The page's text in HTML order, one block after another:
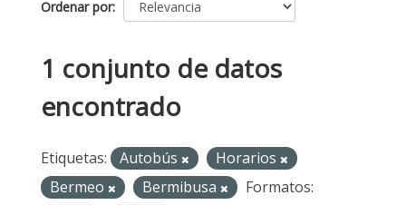
Ordenar por
1 conjunto de datos
encontrado
Etiquetas: Autobús
Horarios
Bermeo
Bermibusa
Formatos: